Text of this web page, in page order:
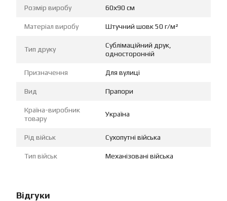
Розмір виробу 60х90 см
Матеріал виробу Штучний шовк 50 г/м²
Тип друку
Сублімаційний друк,
односторонній
Призначення Для вулиці
Вид Прапори
Країна-виробник
товару
Україна
Рід військ Сухопутні війська
Тип військ Механізовані війська
Відгуки